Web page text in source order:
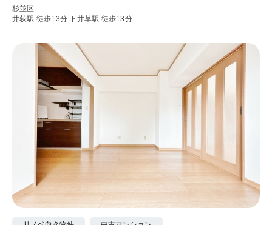
杉並区
井荻駅 徒歩13分下井草駅 徒歩13分